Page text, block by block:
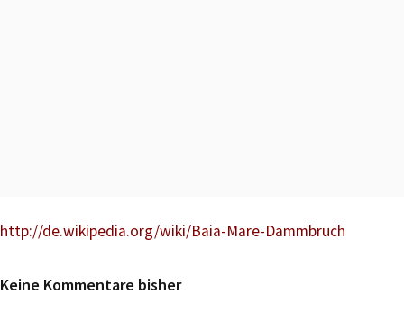
http://de.wikipedia.org/wiki/Baia-Mare-Dammbruch
Keine Kommentare bisher